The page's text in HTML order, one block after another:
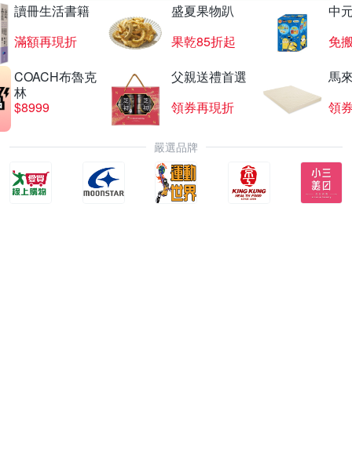
讀冊生活書籍
滿額再現折
盛夏果物趴
果乾85折起
中
免
COACH布魯克
林
$8999
父親送禮首選
領券再現折
馬
領
嚴選品牌